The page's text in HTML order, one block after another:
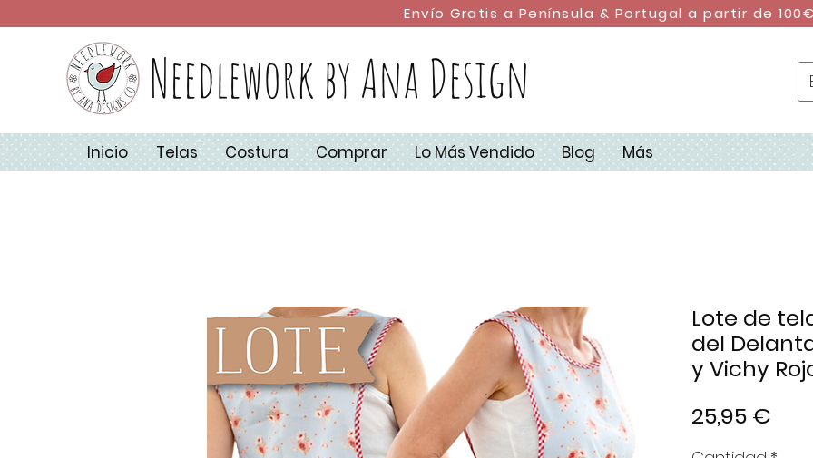
Envío Gratis a Península & Portugal a partir de 100€
Needlework by Ana Design
Inicio Telas Costura Comprar Lo Más Vendido Blog Más
Lote de
del
y Vichy
25,95 €